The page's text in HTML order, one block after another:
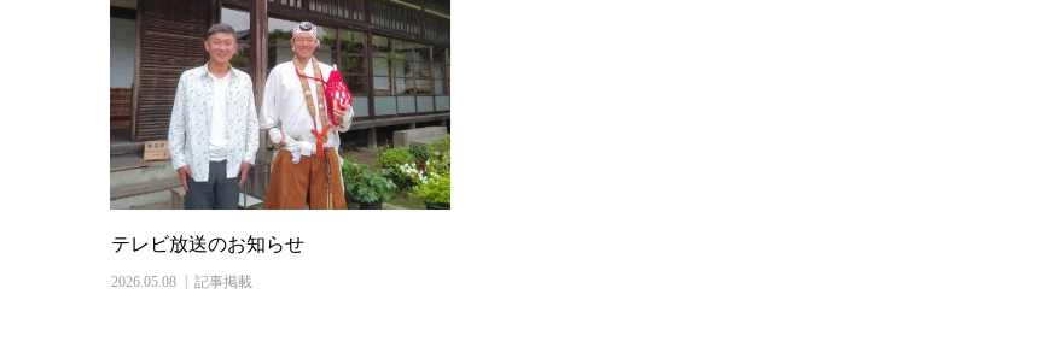
テレビ放送のお知らせ
2026.05.08 記事掲載